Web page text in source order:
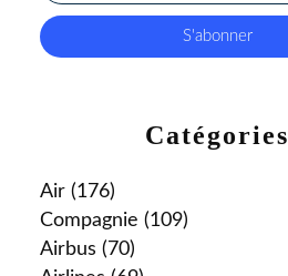
Catégories
Air (176)
Compagnie (109)
Airbus (70)